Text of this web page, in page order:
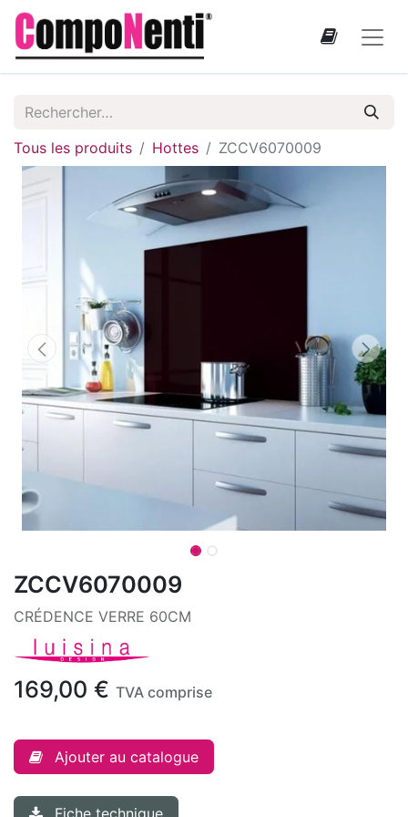
Tous les produits Hottes ZCCV6070009
ZCCV6070009
CRÉDENCE VERRE 60CM
169,00 € TVA comprise
Ajouter au catalogue